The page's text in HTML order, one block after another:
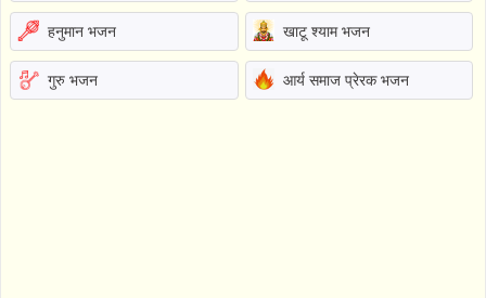
हनुमान भजन खाटू श्याम भजन
गुरु भजन आर्य समाज प्रेरक भजन